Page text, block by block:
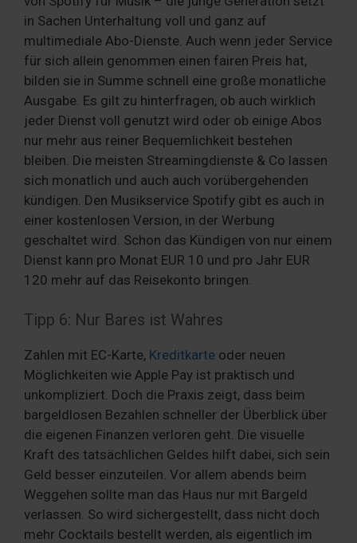
in Sachen Unterhaltung voll und ganz auf
multimediale Abo-Dienste. Auch wenn jeder Service
für sich allein genommen einen fairen Preis hat,
bilden sie in Summe schnell eine große monatliche
Ausgabe. Es gilt zu hinterfragen, ob auch wirklich
jeder Dienst voll genutzt wird oder ob einige Abos
nur mehr aus reiner Bequemlichkeit bestehen
bleiben. Die meisten Streamingdienste & Co lassen
sich monatlich und auch auch vorübergehenden
kündigen. Den Musikservice Spotify gibt es auch in
einer kostenlosen Version, in der Werbung
geschaltet wird. Schon das Kündigen von nur einem
Dienst kann pro Monat EUR 10 und pro Jahr EUR
120 mehr auf das Reisekonto bringen.
Tipp 6: Nur Bares ist Wahres
Zahlen mit EC-Karte, Kreditkarte oder neuen
Möglichkeiten wie Apple Pay ist praktisch und
unkompliziert. Doch die Praxis zeigt, dass beim
bargeldlosen Bezahlen schneller der Überblick über
die eigenen Finanzen verloren geht. Die visuelle
Kraft des tatsächlichen Geldes hilft dabei, sich sein
Geld besser einzuteilen. Vor allem abends beim
Weggehen sollte man das Haus nur mit Bargeld
verlassen. So wird sichergestellt, dass nicht doch
mehr Cocktails bestellt werden, als eigentlich im